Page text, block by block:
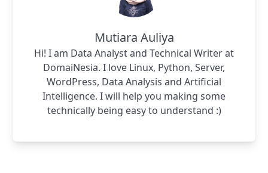
Mutiara Auliya
Hi! I am Data Analyst and Technical Writer at
DomaiNesia. I love Linux, Python, Server,
WordPress, Data Analysis and Artificial
Intelligence. I will help you making some
technically being easy to understand :)